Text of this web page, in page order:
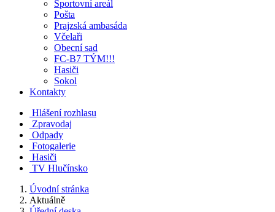
Sportovní areál
Pošta
Prajzská ambasáda
Včelaři
Obecní sad
FC-B7 TÝM!!!
Hasiči
Sokol
Kontakty
Hlášení rozhlasu
Zpravodaj
Odpady
Fotogalerie
Hasiči
TV Hlučínsko
Úvodní stránka
Aktuálně